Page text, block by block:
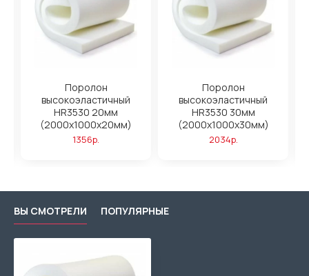
Поролон
высокоэластичный
HR3530 20мм
(2000x1000x20мм)
1356р.
Поролон
высокоэластичный
HR3530 30мм
(2000x1000x30мм)
2034р.
ВЫ СМОТРЕЛИ ПОПУЛЯРНЫЕ